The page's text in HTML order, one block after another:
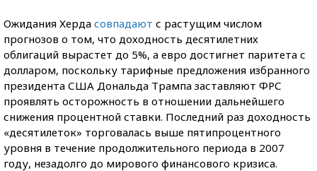
Ожидания Херда совпадают с растущим числом
прогнозов о том, что доходность десятилетних
облигаций вырастет до 5%, а евро достигнет паритета с
долларом, поскольку тарифные предложения избранного
президента США Дональда Трампа заставляют ФРС
проявлять осторожность в отношении дальнейшего
снижения процентной ставки. Последний раз доходность
«десятилеток» торговалась выше пятипроцентного
уровня в течение продолжительного периода в 2007
году, незадолго до мирового финансового кризиса.